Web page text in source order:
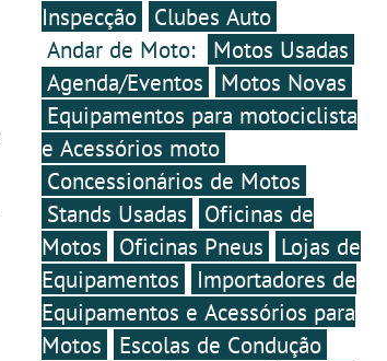
Inspecção
Clubes Auto
Andar de Moto:
Motos Usadas
Agenda/Eventos
Motos Novas
Equipamentos para motociclista
e Acessórios moto
Concessionários de Motos
Stands Usadas
Oficinas de
Motos
Oficinas Pneus
Lojas de
Equipamentos
Importadores de
Equipamentos e Acessórios para
Motos
Escolas de Condução